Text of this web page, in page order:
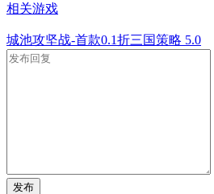
相关游戏
城池攻坚战-首款0.1折三国策略 5.0
发布